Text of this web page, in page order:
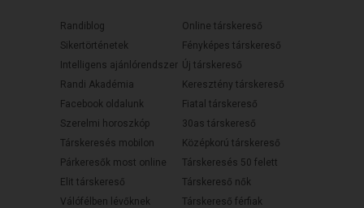
Randiblog
Sikertörténetek
Intelligens ajánlórendszer
Randi Akadémia
Facebook oldalunk
Szerelmi horoszkóp
Társkeresés mobilon
Párkeresők most online
Elit társkereső
Válófélben lévőknek
Online társkereső
Fényképes társkereső
Új társkereső
Keresztény társkereső
Fiatal társkereső
30as társkereső
Középkorú társkereső
Társkeresés 50 felett
Társkereső nők
Társkereső férfiak